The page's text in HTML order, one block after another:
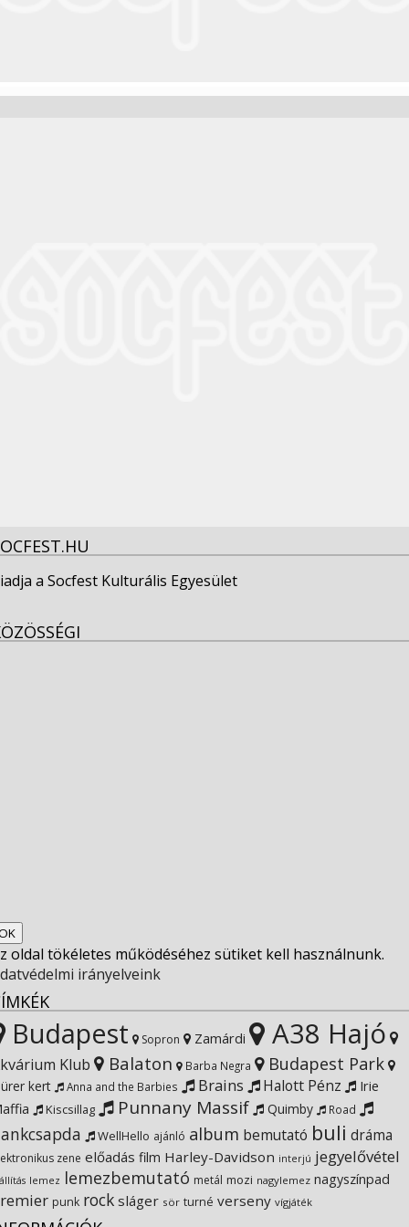
a Socfest Kulturális Egyesület
oldal tökéletes működéséhez sütiket kell használnunk.
irányelveink
Budapest Sopron Zamárdi A38 Hajó
Klub Balaton Barba Negra Budapest Park
kert Anna and the Barbies Brains Halott Pénz
Irie
Kiscsillag Punnany Massif Quimby Road
WellHello ajánló album bemutató buli dráma
zene előadás film Harley-Davidson interjú jegyelővétel
lemez lemezbemutató metál mozi nagylemez nagyszínpad
punk rock sláger sör turné verseny vígjáték